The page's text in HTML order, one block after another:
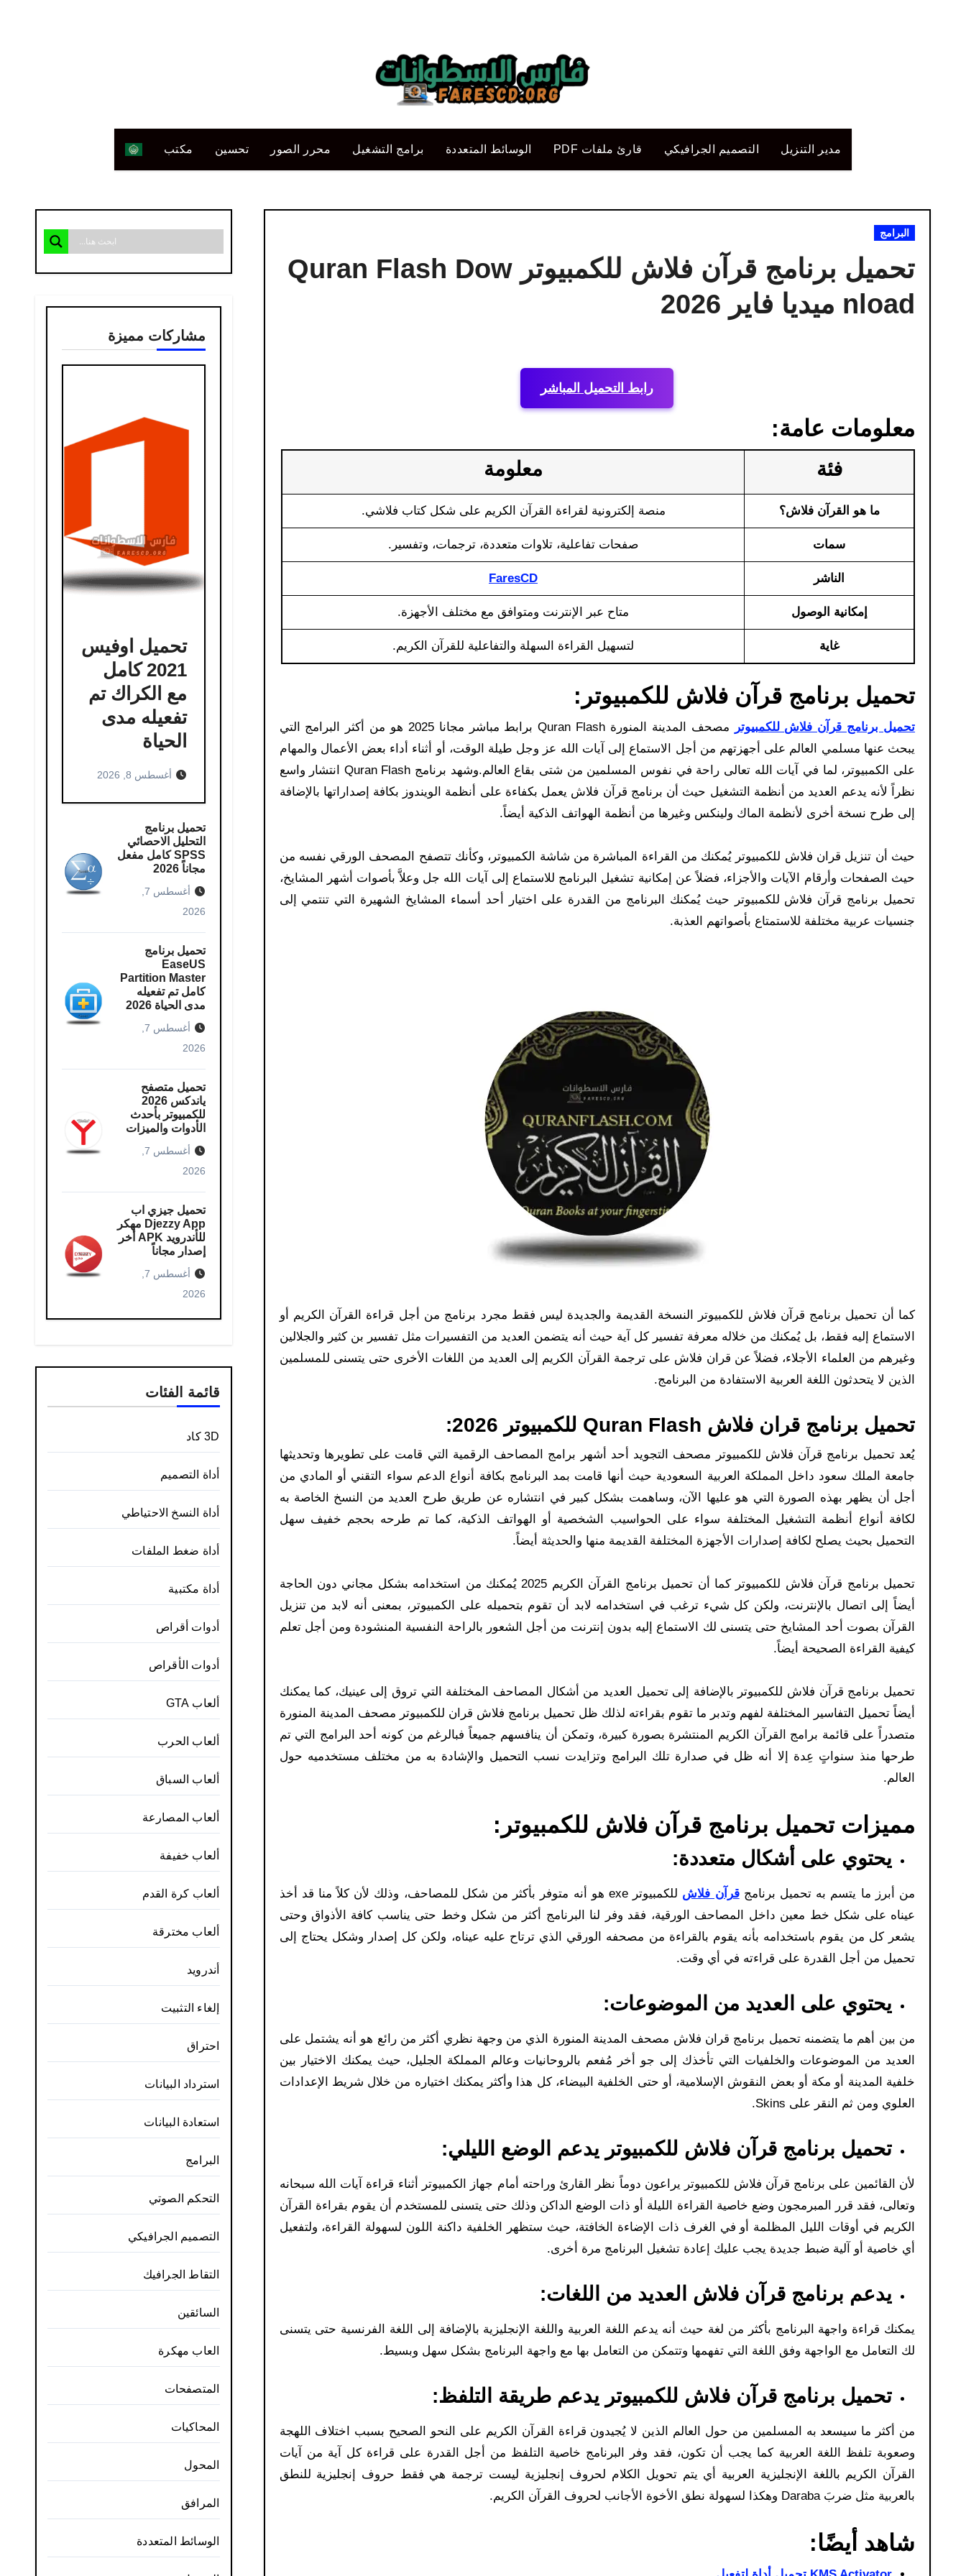
مدير التنزيل التصميم الجرافيكي قارئ ملفات PDF الوسائط المتعددة برامج التشغيل محرر الصور تحسين مكتب
البرامج
تحميل برنامج قرآن فلاش للكمبيوتر Quran Flash Dow
nload ميديا فاير 2026
رابط التحميل المباشر
معلومات عامة:
فئة معلومة
ما هو القرآن فلاش؟ منصة إلكترونية لقراءة القرآن الكريم على شكل كتاب فلاشي.
سمات صفحات تفاعلية، تلاوات متعددة، ترجمات، وتفسير.
الناشر FaresCD
إمكانية الوصول متاح عبر الإنترنت ومتوافق مع مختلف الأجهزة.
غاية لتسهيل القراءة السهلة والتفاعلية للقرآن الكريم.
تحميل برنامج قرآن فلاش للكمبيوتر:
تحميل برنامج قرآن فلاش للكمبيوتر
مصحف المدينة المنورة Quran Flash برابط مباشر مجانا 2025 هو من أكثر البرامج التي
يبحث عنها مسلمي العالم على أجهزتهم من أجل الاستماع إلى آيات الله عز وجل طيلة الوقت، أو أثناء أداء بعض الأعمال والمهام
على الكمبيوتر، لما في آيات الله تعالى راحة في نفوس المسلمين من شتى بقاع العالم.وشهد برنامج Quran Flash انتشار واسع
نظراً لأنه يدعم العديد من أنظمة التشغيل حيث أن برنامج قرآن فلاش يعمل بكفاءة على أنظمة الويندوز بكافة إصداراتها بالإضافة
إلى طرح نسخة أخرى لأنظمة الماك ولينكس وغيرها من أنظمة الهواتف الذكية أيضاً.
حيث أن تنزيل قران فلاش للكمبيوتر يُمكنك من القراءة المباشرة من شاشة الكمبيوتر، وكأنك تتصفح المصحف الورقي نفسه من
حيث الصفحات وأرقام الآيات والأجزاء، فضلاً عن إمكانية تشغيل البرنامج للاستماع إلى آيات الله جل وعلاَّ بأصوات أشهر المشايخ،
تحميل برنامج قرآن فلاش للكمبيوتر حيث يُمكنك البرنامج من القدرة على اختيار أحد أسماء المشايخ الشهيرة التي تنتمي إلى
جنسيات عربية مختلفة للاستمتاع بأصواتهم العذبة.
كما أن تحميل برنامج قرآن فلاش للكمبيوتر النسخة القديمة والجديدة ليس فقط مجرد برنامج من أجل قراءة القرآن الكريم أو
الاستماع إليه فقط، بل يُمكنك من خلاله معرفة تفسير كل آية حيث أنه يتضمن العديد من التفسيرات مثل تفسير بن كثير والجلالين
وغيرهم من العلماء الأجلاء، فضلاً عن قران فلاش على ترجمة القرآن الكريم إلى العديد من اللغات الأخرى حتى يتسنى للمسلمين
الذين لا يتحدثون اللغة العربية الاستفادة من البرنامج.
تحميل برنامج قران فلاش Quran Flash للكمبيوتر 2026:
يُعد تحميل برنامج قرآن فلاش للكمبيوتر مصحف التجويد أحد أشهر برامج المصاحف الرقمية التي قامت على تطويرها وتحديثها
جامعة الملك سعود داخل المملكة العربية السعودية حيث أنها قامت بمد البرنامج بكافة أنواع الدعم سواء التقني أو المادي من
أجل أن يظهر بهذه الصورة التي هو عليها الآن، وساهمت بشكل كبير في انتشاره عن طريق طرح العديد من النسخ الخاصة به
لكافة أنواع أنظمة التشغيل المختلفة سواء على الحواسيب الشخصية أو الهواتف الذكية، كما تم طرحه بحجم خفيف سهل
التحميل بحيث يصلح لكافة إصدارات الأجهزة المختلفة القديمة منها والحديثة أيضاً.
تحميل برنامج قرآن فلاش للكمبيوتر كما أن تحميل برنامج القرآن الكريم 2025 يُمكنك من استخدامه بشكل مجاني دون الحاجة
أيضاً إلى اتصال بالإنترنت، ولكن كل شيء ترغب في استخدامه لابد أن تقوم بتحميله على الكمبيوتر، بمعنى أنه لابد من تنزيل
القرآن بصوت أحد المشايخ حتى يتسنى لك الاستماع إليه بدون إنترنت من أجل الشعور بالراحة النفسية المنشودة ومن أجل تعلم
كيفية القراءة الصحيحة أيضاً.
تحميل برنامج قرآن فلاش للكمبيوتر بالإضافة إلى تحميل العديد من أشكال المصاحف المختلفة التي تروق إلى عينيك، كما يمكنك
أيضاً تحميل التفاسير المختلفة لفهم وتدبر ما تقوم بقراءته لذلك ظل تحميل برنامج فلاش قران للكمبيوتر مصحف المدينة المنورة
متصدراً على قائمة برامج القرآن الكريم المنتشرة بصورة كبيرة، وتمكن أن ينافسهم جميعاً فبالرغم من كونه أحد البرامج التي تم
طرحها منذ سنواتٍ عِدة إلا أنه ظل في صدارة تلك البرامج وتزايدت نسب التحميل والإشادة به من مختلف مستخدميه حول
العالم.
مميزات تحميل برنامج قرآن فلاش للكمبيوتر:
يحتوي على أشكال متعددة:
من أبرز ما يتسم به تحميل برنامجقرآن فلاش
للكمبيوتر exe هو أنه متوفر بأكثر من شكل للمصاحف، وذلك لأن كلاً منا قد أخذ
عيناه على شكل خط معين داخل المصاحف الورقية، فقد وفر لنا البرنامج أكثر من شكل وخط حتى يناسب كافة الأذواق وحتى
يشعر كل من يقوم باستخدامه بأنه يقوم بالقراءة من مصحفه الورقي الذي ترتاح عليه عيناه، ولكن كل إصدار وشكل يحتاج إلى
تحميل من أجل القدرة على قراءته في أي وقت.
يحتوي على العديد من الموضوعات:
من بين أهم ما يتضمنه تحميل برنامج قران فلاش مصحف المدينة المنورة الذي من وجهة نظري أكثر من رائع هو أنه يشتمل على
العديد من الموضوعات والخلفيات التي تأخذك إلى جو أخر مُفعم بالروحانيات وعالم المملكة الجليل، حيث يمكنك الاختيار بين
خلفية المدينة أو مكة أو بعض النقوش الإسلامية، أو حتى الخلفية البيضاء، كل هذا وأكثر يمكنك اختياره من خلال شريط الإعدادات
العلوي ومن ثم النقر على Skins.
تحميل برنامج قرآن فلاش للكمبيوتر يدعم الوضع الليلي:
لأن القائمين على برنامج قرآن فلاش للكمبيوتر يراعون دوماً نظر القارئ وراحته أمام جهاز الكمبيوتر أثناء قراءة آيات الله سبحانه
وتعالى، فقد قرر المبرمجون وضع خاصية القراءة الليلة أو ذات الوضع الداكن وذلك حتى يتسنى للمستخدم أن يقوم بقراءة القرآن
الكريم في أوقات الليل المظلمة أو في الغرف ذات الإضاءة الخافتة، حيث ستظهر الخلفية داكنة اللون لسهولة القراءة، ولتفعيل
أي خاصية أو آلية ضبط جديدة يجب عليك إعادة تشغيل البرنامج مرة أخرى.
يدعم برنامج قرآن فلاش العديد من اللغات:
يمكنك قراءة واجهة البرنامج بأكثر من لغة حيث أنه يدعم اللغة العربية واللغة الإنجليزية بالإضافة إلى اللغة الفرنسية حتى يتسنى
لك التعامل مع الواجهة وفق اللغة التي تفهمها وتتمكن من التعامل بها مع واجهة البرنامج بشكل سهل وبسيط.
تحميل برنامج قرآن فلاش للكمبيوتر يدعم طريقة التلفظ:
من أكثر ما سيسعد به المسلمين من حول العالم الذين لا يُجيدون قراءة القرآن الكريم على النحو الصحيح بسبب اختلاف اللهجة
وصعوبة تلفظ اللغة العربية كما يجب أن تكون، فقد وفر البرنامج خاصية التلفظ من أجل القدرة على قراءة كل آية من آيات
القرآن الكريم باللغة الإنجليزية العربية أي يتم تحويل الكلام لحروف إنجليزية ليست ترجمة هي فقط حروف إنجليزية للنطق
بالعربية مثل ضربَ Daraba وهكذا لسهولة نطق الأخوة الأجانب لحروف القرآن الكريم.
شاهد أيضًا:
مشاركات مميزة
تحميل اوفيس
2021 كامل
مع الكراك تم
تفعيله مدى
الحياة
أغسطس 8, 2026
تحميل برنامج
التحليل الاحصائي
SPSS كامل مفعل
مجاناً 2026
2026
تحميل برنامج
EaseUS
Partition Master
كامل​ تم تفعيله
مدى الحياة 2026
2026
تحميل متصفح
ياندكس 2026
للكمبيوتر بأحدث
الأدوات والميزات
2026
تحميل جيزي اب
Djezzy App مهكر
للأندرويد APK أخر
إصدار مجاناً
2026
قائمة الفئات
3D كاد
أداة التصميم
أداة النسخ الاحتياطي
أداة ضغط الملفات
أداة مكتبية
أدوات أقراص
أدوات الأقراص
ألعاب GTA
ألعاب الحرب
ألعاب السباق
ألعاب المصارعة
ألعاب خفيفة
ألعاب كرة القدم
ألعاب مخترقة
أندرويد
إلغاء التثبيت
احتراق
استرداد البيانات
استعادة البيانات
البرامج
التحكم الصوتي
التصميم الجرافيكي
التقاط الجرافيك
السائقين
العاب مهكرة
المتصفحات
المحاكيات
المحول
المرافق
الوسائط المتعددة